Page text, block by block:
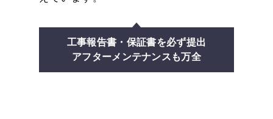
工事報告書・保証書を必ず提出
アフターメンテナンスも万全